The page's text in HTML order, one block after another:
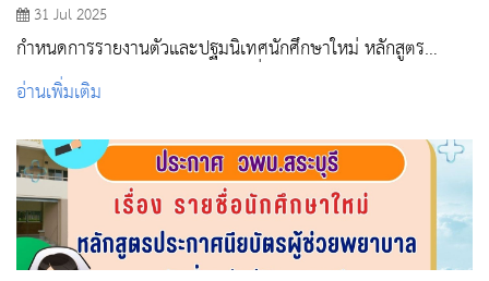
31 Jul 2025
กำหนดการรายงานตัวและปฐมนิเทศนักศึกษาใหม่ หลักสูตร
ประกาศนียบัตรผู้ช่วยพยาบาล รุ่นที่ 3
อ่านเพิ่มเติม